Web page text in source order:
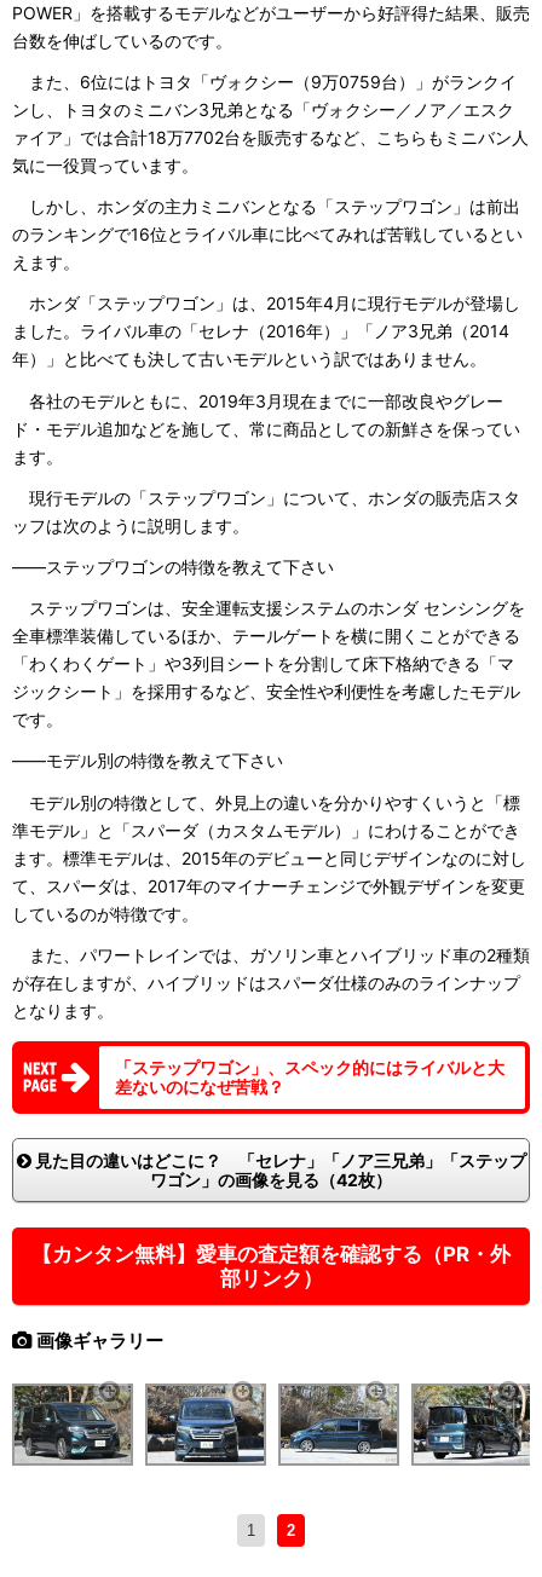
POWER」を搭載するモデルなどがユーザーから好評得た結果、販売
台数を伸ばしているのです。
また、6位にはトヨタ「ヴォクシー（9万0759台）」がランクイ
ンし、トヨタのミニバン3兄弟となる「ヴォクシー／ノア／エスク
ァイア」では合計18万7702台を販売するなど、こちらもミニバン人
気に一役買っています。
しかし、ホンダの主力ミニバンとなる「ステップワゴン」は前出
のランキングで16位とライバル車に比べてみれば苦戦しているとい
えます。
ホンダ「ステップワゴン」は、2015年4月に現行モデルが登場し
ました。ライバル車の「セレナ（2016年）」「ノア3兄弟（2014
年）」と比べても決して古いモデルという訳ではありません。
各社のモデルともに、2019年3月現在までに一部改良やグレー
ド・モデル追加などを施して、常に商品としての新鮮さを保ってい
ます。
現行モデルの「ステップワゴン」について、ホンダの販売店スタ
ッフは次のように説明します。
――ステップワゴンの特徴を教えて下さい
ステップワゴンは、安全運転支援システムのホンダ センシングを
全車標準装備しているほか、テールゲートを横に開くことができる
「わくわくゲート」や3列目シートを分割して床下格納できる「マ
ジックシート」を採用するなど、安全性や利便性を考慮したモデル
です。
――モデル別の特徴を教えて下さい
モデル別の特徴として、外見上の違いを分かりやすくいうと「標
準モデル」と「スパーダ（カスタムモデル）」にわけることができ
ます。標準モデルは、2015年のデビューと同じデザインなのに対し
て、スパーダは、2017年のマイナーチェンジで外観デザインを変更
しているのが特徴です。
また、パワートレインでは、ガソリン車とハイブリッド車の2種類
が存在しますが、ハイブリッドはスパーダ仕様のみのラインナップ
となります。
「ステップワゴン」、スペック的にはライバルと大
差ないのになぜ苦戦？
見た目の違いはどこに？ 「セレナ」「ノア三兄弟」「ステップ
ワゴン」の画像を見る（42枚）
【カンタン無料】愛車の査定額を確認する（PR・外
部リンク）
画像ギャラリー
1 2